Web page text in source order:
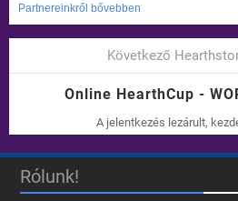
Partnereinkről bővebben
Következő
Online HearthCup -
A jelentkezés lezárult,
Rólunk!